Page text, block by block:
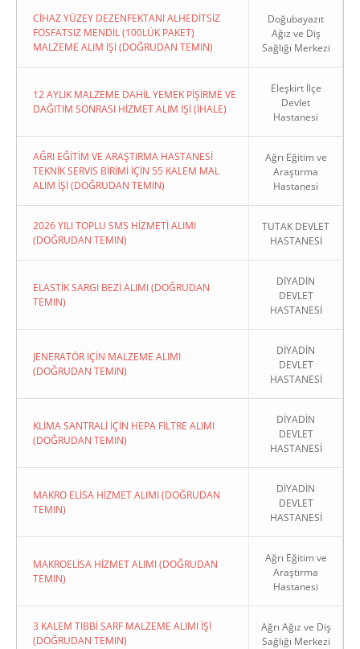
CİHAZ YÜZEY DEZENFEKTANI ALHEDİTSİZ
FOSFATSIZ MENDİL (100LÜK PAKET)
MALZEME ALIM İŞİ (DOĞRUDAN TEMIN)
Doğubayazıt
Ağız ve Diş
Sağlığı Merkezi
12 AYLIK MALZEME DAHİL YEMEK PİŞİRME VE
DAĞITIM SONRASI HİZMET ALIM İŞİ (İHALE)
Eleşkirt İlçe
Devlet
Hastanesi
AĞRI EĞİTİM VE ARAŞTIRMA HASTANESİ
TEKNİK SERVİS BİRİMİ İÇİN 55 KALEM MAL
ALIM İŞİ (DOĞRUDAN TEMIN)
Ağrı Eğitim ve
Araştırma
Hastanesi
2026 YILI TOPLU SMS HİZMETİ ALIMI
(DOĞRUDAN TEMIN)
TUTAK DEVLET
HASTANESİ
ELASTİK SARGI BEZİ ALIMI (DOĞRUDAN
TEMIN)
DİYADİN
DEVLET
HASTANESİ
JENERATÖR İÇİN MALZEME ALIMI
(DOĞRUDAN TEMIN)
DİYADİN
DEVLET
HASTANESİ
KLİMA SANTRALİ İÇİN HEPA FİLTRE ALIMI
(DOĞRUDAN TEMIN)
DİYADİN
DEVLET
HASTANESİ
MAKRO ELİSA HİZMET ALIMI (DOĞRUDAN
TEMIN)
DİYADİN
DEVLET
HASTANESİ
MAKROELİSA HİZMET ALIMI (DOĞRUDAN
TEMIN)
Ağrı Eğitim ve
Araştırma
Hastanesi
3 KALEM TIBBİ SARF MALZEME ALIMI İŞİ
(DOĞRUDAN TEMIN)
Ağrı Ağız ve Diş
Sağlığı Merkezi